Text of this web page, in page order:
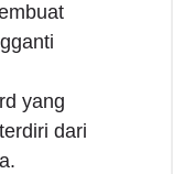
yang
dari